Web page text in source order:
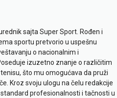
sajta Super Sport. Rođen i
sportu pretvorio u uspešnu
o nacionalnim i
izuzetno znanje o različitim
što mu omogućava da pruži
Kroz svoju ulogu na čelu redakcije
profesionalnosti i tačnosti u